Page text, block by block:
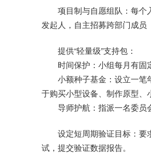
项目制与自愿组队：每个入
发起人，自主招募跨部门成员
提供“轻量级”支持包：
时间保护：小组每月有固定
小额种子基金：设立一笔年
于购买小型设备、制作原型、
导师护航：指派一名委员会
设定短周期验证目标：要
试，提交验证数据报告。